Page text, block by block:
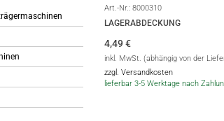
Art.-Nr.: 8000310
LAGERABDECKUNG
4,49€
inkl. MwSt. (abhängig von der
zzgl. Versandkosten
lieferbar 3-5 Werktage nach